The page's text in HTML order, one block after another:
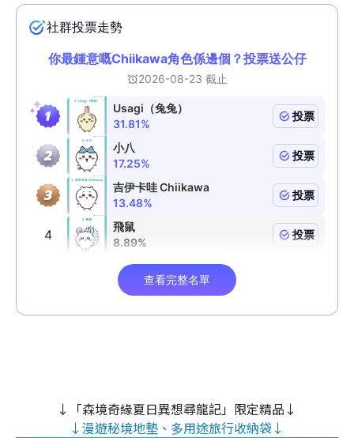
↓「森境奇緣夏日異想尋龍記」限定精品↓
↓漫遊秘境地墊、多用途旅行收納袋↓